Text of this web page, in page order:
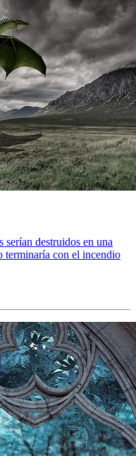
serían destruidos en una
terminaría con el incendio